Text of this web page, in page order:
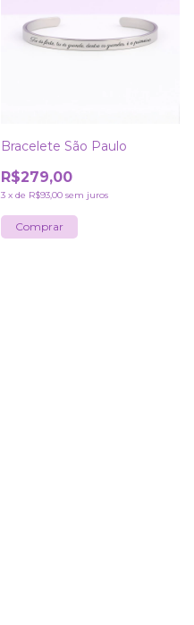
Bracelete São Paulo
R$279,00
3 x de R$93,00 sem juros
Comprar